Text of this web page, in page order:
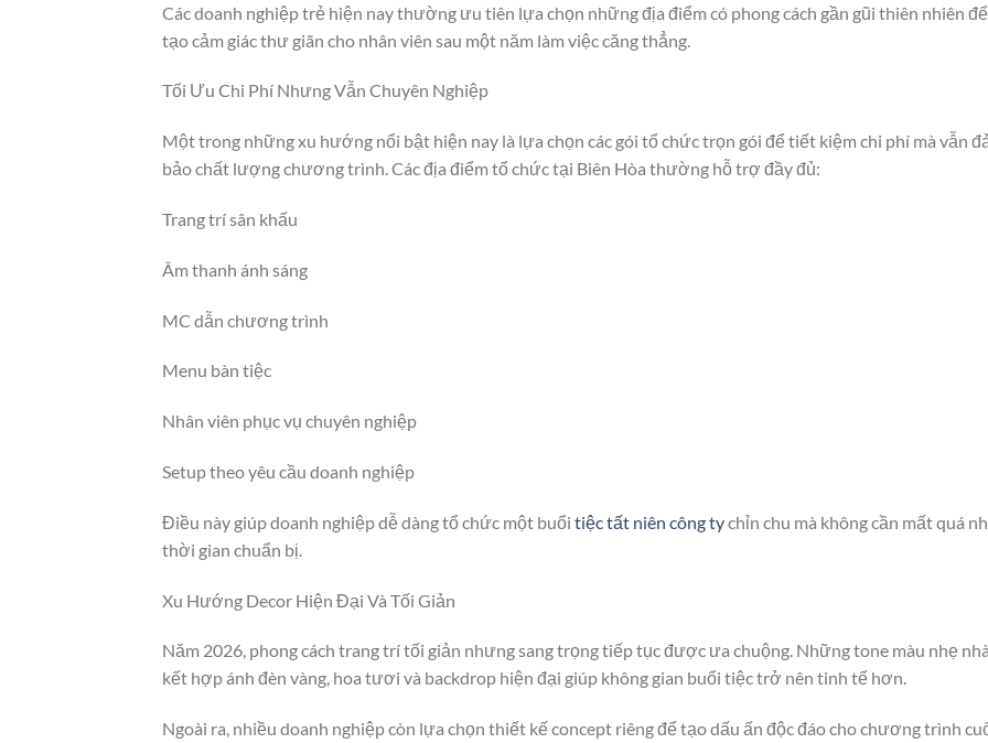
Các doanh nghiệp trẻ hiện nay thường ưu tiên lựa chọn những địa điểm có phong cách gần gũi thiên nhiên để
tạo cảm giác thư giãn cho nhân viên sau một năm làm việc căng thẳng.
Tối Ưu Chi Phí Nhưng Vẫn Chuyên Nghiệp
Một trong những xu hướng nổi bật hiện nay là lựa chọn các gói tổ chức trọn gói để tiết kiệm chi phí mà vẫn
bảo chất lượng chương trình. Các địa điểm tổ chức tại Biên Hòa thường hỗ trợ đầy đủ:
Trang trí sân khấu
Âm thanh ánh sáng
MC dẫn chương trình
Menu bàn tiệc
Nhân viên phục vụ chuyên nghiệp
Setup theo yêu cầu doanh nghiệp
Điều này giúp doanh nghiệp dễ dàng tổ chức một buổi tiệc tất niên công tychỉn chu mà không cần mất quá
thời gian chuẩn bị.
Xu Hướng Decor Hiện Đại Và Tối Giản
Năm 2026, phong cách trang trí tối giản nhưng sang trọng tiếp tục được ưa chuộng. Những tone màu nhẹ
kết hợp ánh đèn vàng, hoa tươi và backdrop hiện đại giúp không gian buổi tiệc trở nên tinh tế hơn.
Ngoài ra, nhiều doanh nghiệp còn lựa chọn thiết kế concept riêng để tạo dấu ấn độc đáo cho chương trình